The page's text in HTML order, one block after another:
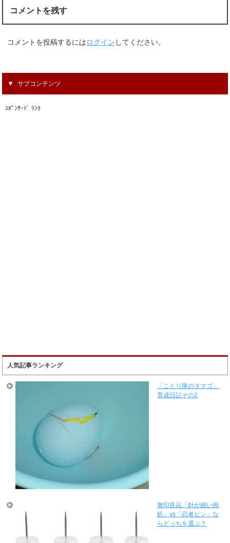
コメントを残す
コメントを投稿するにはログイン してください。
サブコンテンツ
ｽﾎﾟﾝｻｰﾄﾞ ﾘﾝｸ
人気記事ランキング
「ことり隊のタマゴ」
育成日記その2
無印良品「針が細い画
鋲」vs「忍者ピン」な
らどっちを選ぶ？